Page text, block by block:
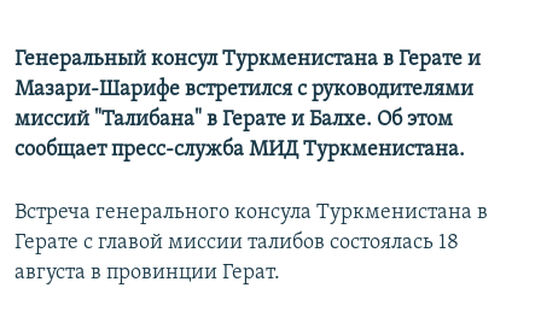
Генеральный консул Туркменистана в Герате и
Мазари-Шарифе встретился с руководителями
миссий "Талибана" в Герате и Балхе. Об этом
сообщает пресс-служба МИД Туркменистана.
Встреча генерального консула Туркменистана в
Герате с главой миссии талибов состоялась 18
августа в провинции Герат.